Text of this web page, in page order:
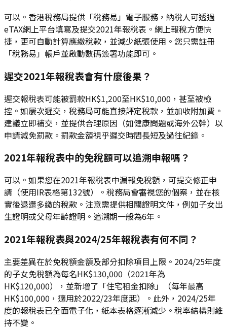
可以。香港稅務局提供「稅務易」電子服務，納稅人可透過
eTAX網上平台填寫及提交2021年報稅表。網上報稅方便快
捷，更可自動計算應繳稅款，並減少紙張使用。您只需註冊
「稅務易」帳戶並啟動數碼簽署功能即可。
遲交2021年報稅表會有什麼後果？
遲交報稅表可能被罰款HK$1,200至HK$10,000，甚至被檢
控。如屢次遲交，稅務局可能直接評定稅款，並加收附加費。
建議立即補交，並提供合理原因（如健康問題或海外公幹）以
申請減免罰款。罰款金額視乎遲交時間長短及過往紀錄。
2021年報稅表中的免稅額可以追溯申報嗎？
可以。如果您在2021年報稅表中漏報免稅額，可提交修正申
請（使用IR表格第132號）。稅務局會審視您的個案，並在核
實後退還多繳的稅款。注意需提供相關證明文件，例如子女出
生證明或父母年齡證明。追溯期一般為6年。
2021年報稅表與2024/25年報稅表有何不同？
主要差異在於免稅額金額及部分扣除項目上限。2024/25年度
的子女免稅額為每名HK$130,000（2021年為
HK$120,000），並新增了「住宅租金扣除」（每年最高
HK$100,000，適用於2022/23年度起）。此外，2024/25年
度的報稅表已全面電子化，紙本表格逐漸減少。稅率結構則維
持不變。